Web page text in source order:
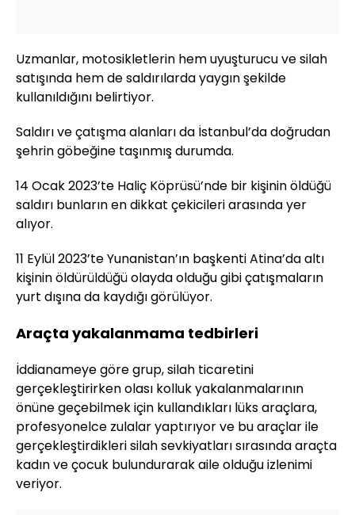
Uzmanlar, motosikletlerin hem uyuşturucu ve silah
satışında hem de saldırılarda yaygın şekilde
kullanıldığını belirtiyor.
Saldırı ve çatışma alanları da İstanbul’da doğrudan
şehrin göbeğine taşınmış durumda.
14 Ocak 2023’te Haliç Köprüsü’nde bir kişinin öldüğü
saldırı bunların en dikkat çekicileri arasında yer
alıyor.
11 Eylül 2023’te Yunanistan’ın başkenti Atina’da altı
kişinin öldürüldüğü olayda olduğu gibi çatışmaların
yurt dışına da kaydığı görülüyor.
Araçta yakalanmama tedbirleri
İddianameye göre grup, silah ticaretini
gerçekleştirirken olası kolluk yakalanmalarının
önüne geçebilmek için kullandıkları lüks araçlara,
profesyonelce zulalar yaptırıyor ve bu araçlar ile
gerçekleştirdikleri silah sevkiyatları sırasında araçta
kadın ve çocuk bulundurarak aile olduğu izlenimi
veriyor.